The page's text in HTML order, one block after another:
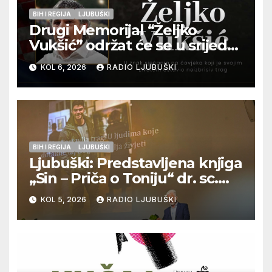
BIH I REGIJA LJUBUŠKI
Drugi Memorijal “Željko
Vukšić” održat će se u srijedu
12. kolovoza u Otoku
KOL 6, 2026 RADIO LJUBUŠKI
BIH I REGIJA LJUBUŠKI
Ljubuški: Predstavljena knjiga
„Sin – Priča o Toniju“ dr. sc.
Zdenka Hercega
KOL 5, 2026 RADIO LJUBUŠKI